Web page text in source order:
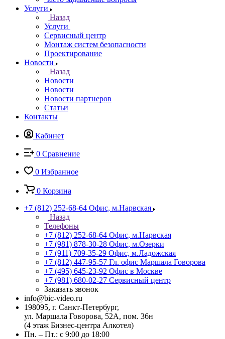
Услуги
Назад
Услуги
Сервисный центр
Монтаж систем безопасности
Проектирование
Новости
Назад
Новости
Новости
Новости партнеров
Статьи
Контакты
Кабинет
0 Сравнение
0 Избранное
0 Корзина
+7 (812) 252-68-64 Офис, м.Нарвская
Назад
Телефоны
+7 (812) 252-68-64 Офис, м.Нарвская
+7 (981) 878-30-28 Офис, м.Озерки
+7 (911) 709-35-29 Офис, м.Ладожская
+7 (812) 447-95-57 Гл. офис Маршала Говорова
+7 (495) 645-23-92 Офис в Москве
+7 (981) 680-02-27 Сервисный центр
Заказать звонок
info@bic-video.ru
198095, г. Санкт-Петербург,
ул. Маршала Говорова, 52А, пом. 36н
(4 этаж Бизнес-центра Алкотел)
Пн. – Пт.: с 9:00 до 18:00